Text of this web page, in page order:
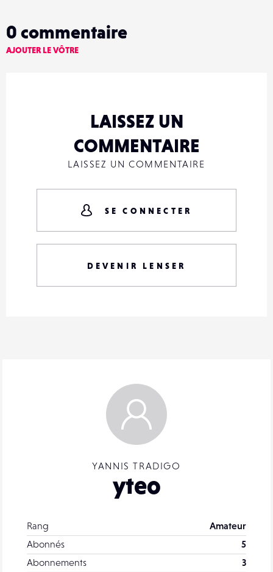
YANNIS TRADIGO
yteo
Rang
Amateur
Abonnés
5
Abonnements
3
0 commentaire
AJOUTER LE VÔTRE
LAISSEZ UN
COMMENTAIRE
LAISSEZ UN COMMENTAIRE
SE CONNECTER
DEVENIR LENSER